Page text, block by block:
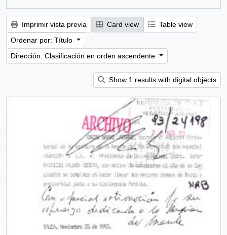
Imprimir vista previa Card view
Table view
Ordenar por: Título
Dirección: Clasificación en orden ascendente
Show 1 results with digital objects